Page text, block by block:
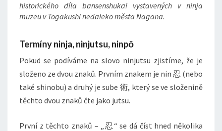
historického díla bansenshukai vystavených v ninja
muzeu v Togakushi nedaleko města Nagana.
Termíny ninja, ninjutsu, ninpō
Pokud se podíváme na slovo ninjutsu zjistíme, že je
složeno ze dvou znaků. Prvním znakem je nin 忍 (nebo
také shinobu) a druhý je sube 術, který se ve složenině
těchto dvou znaků čte jako jutsu.
První z těchto znaků – „忍“ se dá číst hned několika